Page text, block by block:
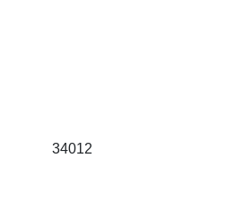
34012